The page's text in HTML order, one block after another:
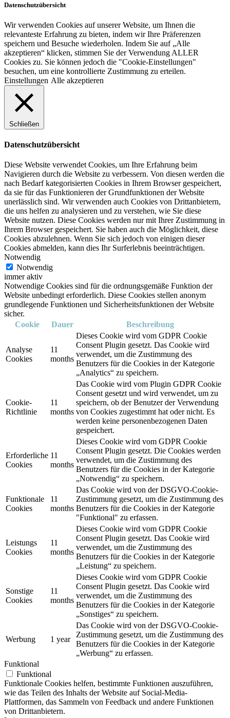
Datenschutzübersicht
Wir verwenden Cookies auf unserer Website, um Ihnen die
relevanteste Erfahrung zu bieten, indem wir Ihre Präferenzen
speichern und Besuche wiederholen. Indem Sie auf „Alle
akzeptieren“ klicken, stimmen Sie der Verwendung ALLER
Cookies zu. Sie können jedoch die "Cookie-Einstellungen"
besuchen, um eine kontrollierte Zustimmung zu erteilen.
Einstellungen Alle akzeptieren
Schließen
Datenschutzübersicht
Diese Website verwendet Cookies, um Ihre Erfahrung beim
Navigieren durch die Website zu verbessern. Von diesen werden die
nach Bedarf kategorisierten Cookies in Ihrem Browser gespeichert,
da sie für das Funktionieren der Grundfunktionen der Website
unerlässlich sind. Wir verwenden auch Cookies von Drittanbietern,
die uns helfen zu analysieren und zu verstehen, wie Sie diese
Website nutzen. Diese Cookies werden nur mit Ihrer Zustimmung in
Ihrem Browser gespeichert. Sie haben auch die Möglichkeit, diese
Cookies abzulehnen. Wenn Sie sich jedoch von einigen dieser
Cookies abmelden, kann dies Ihr Surferlebnis beeinträchtigen.
Notwendig
Notwendig
immer aktiv
Notwendige Cookies sind für die ordnungsgemäße Funktion der
Website unbedingt erforderlich. Diese Cookies stellen anonym
grundlegende Funktionen und Sicherheitsfunktionen der Website
sicher.
Cookie
Dauer Beschreibung
Analyse
Cookies
11
months
Dieses Cookie wird vom GDPR Cookie
Consent Plugin gesetzt. Das Cookie wird
verwendet, um die Zustimmung des
Benutzers für die Cookies in der Kategorie
„Analytics“ zu speichern.
Cookie-
Richtlinie
11
months
Das Cookie wird vom Plugin GDPR Cookie
Consent gesetzt und wird verwendet, um zu
speichern, ob der Benutzer der Verwendung
von Cookies zugestimmt hat oder nicht. Es
werden keine personenbezogenen Daten
gespeichert.
Erforderliche
Cookies
11
months
Dieses Cookie wird vom GDPR Cookie
Consent Plugin gesetzt. Die Cookies werden
verwendet, um die Zustimmung des
Benutzers für die Cookies in der Kategorie
„Notwendig“ zu speichern.
Funktionale
Cookies
11
months
Das Cookie wird von der DSGVO-Cookie-
Zustimmung gesetzt, um die Zustimmung des
Benutzers für die Cookies in der Kategorie
"Funktional" zu erfassen.
Leistungs
Cookies
11
months
Dieses Cookie wird vom GDPR Cookie
Consent Plugin gesetzt. Das Cookie wird
verwendet, um die Zustimmung des
Benutzers für die Cookies in der Kategorie
„Leistung“ zu speichern.
Sonstige
Cookies
11
months
Dieses Cookie wird vom GDPR Cookie
Consent Plugin gesetzt. Das Cookie wird
verwendet, um die Zustimmung des
Benutzers für die Cookies in der Kategorie
„Sonstiges“ zu speichern.
Werbung 1 year
Das Cookie wird von der DSGVO-Cookie-
Zustimmung gesetzt, um die Zustimmung des
Benutzers für die Cookies in der Kategorie
„Werbung“ zu erfassen.
Funktional
Funktional
Funktionale Cookies helfen, bestimmte Funktionen auszuführen,
wie das Teilen des Inhalts der Website auf Social-Media-
Plattformen, das Sammeln von Feedback und andere Funktionen
von Drittanbietern.